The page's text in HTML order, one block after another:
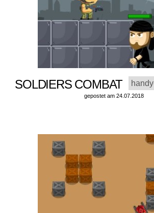
SOLDIERS COMBAT
gepostet am 24.07.2018